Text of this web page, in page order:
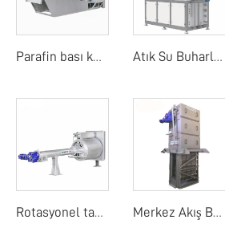
Parafin bası kurutucu Atık Su Buharlaştırıcı
Rotasyonel tambur detay ekranı Merkez Akış Bant Ekranı